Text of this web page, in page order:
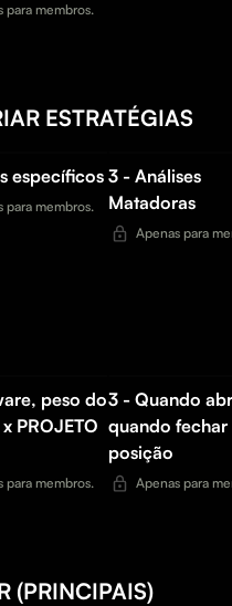
para membros.
ESTRATÉGIAS
específicos
para membros.
3 - Análises
Matadoras
Apenas para
peso do
PROJETO
para membros.
3 - Quando
quando fechar
posição
Apenas para
(PRINCIPAIS)